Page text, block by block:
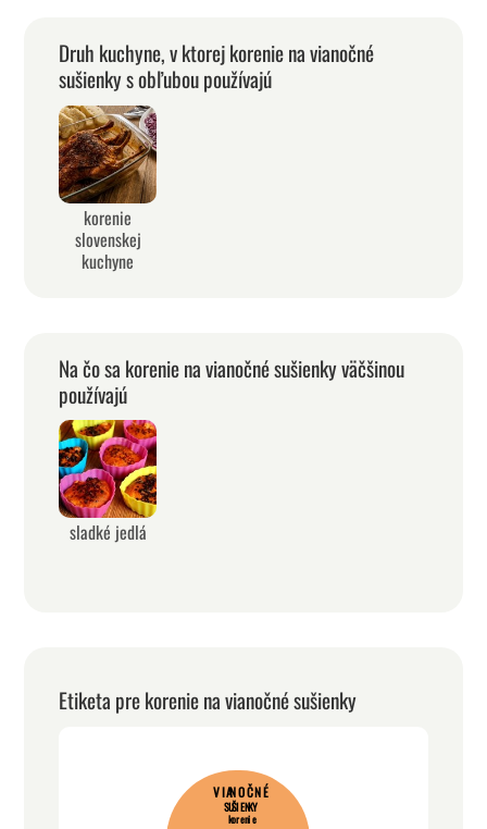
Druh kuchyne, v ktorej korenie na vianočné
sušienky s obľubou používajú
korenie
slovenskej
kuchyne
Na čo sa korenie na vianočné sušienky väčšinou
používajú
sladké jedlá
Etiketa pre korenie na vianočné sušienky
VIANOČNÉ
SUŠIENKY
korenie